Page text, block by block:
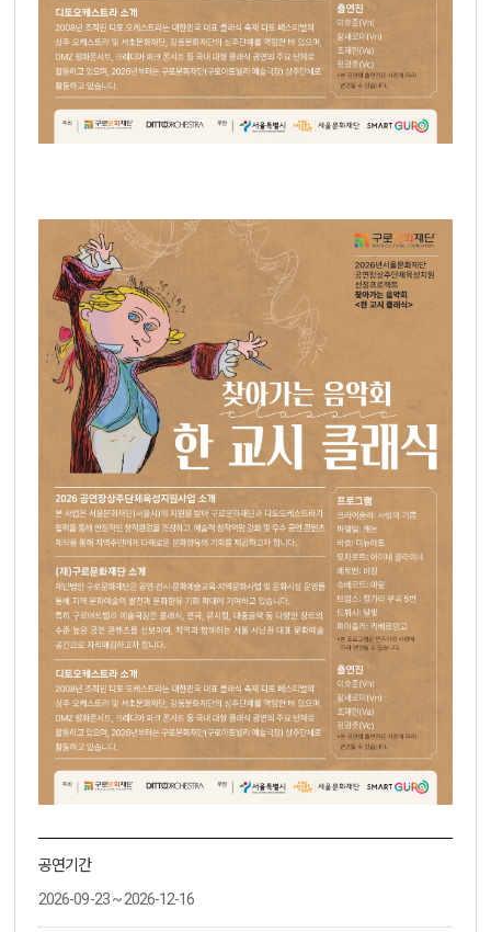
공연기간
2026-09-23 ~ 2026-12-16